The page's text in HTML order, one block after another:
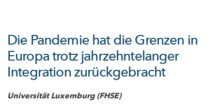
Die Pandemie hat die Grenzen in
Europa trotz jahrzehntelanger
Integration zurückgebracht
Universität Luxemburg (FHSE)